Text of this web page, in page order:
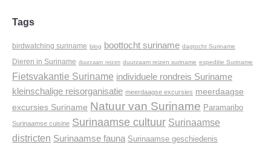
Tags
birdwatching suriname blog boottocht suriname dagtocht Suriname
Dieren in Suriname duurzaam reizen duurzaam reizen suriname expeditie Suriname
Fietsvakantie Suriname individuele rondreis Suriname
kleinschalige reisorganisatie meerdaagse excursies meerdaagse
excursies Suriname Natuur van Suriname Paramaribo
Surinaamse cuisine Surinaamse cultuur Surinaamse
districten Surinaamse fauna Surinaamse geschiedenis